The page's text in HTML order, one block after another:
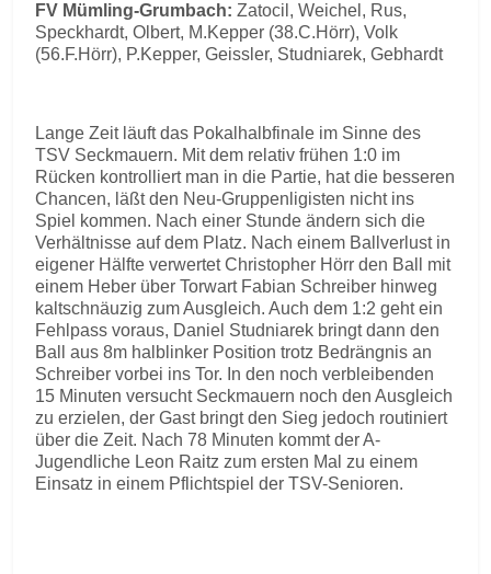
FV Mümling-Grumbach: Zatocil, Weichel, Rus,
Speckhardt, Olbert, M.Kepper (38.C.Hörr), Volk
(56.F.Hörr), P.Kepper, Geissler, Studniarek, Gebhardt
Lange Zeit läuft das Pokalhalbfinale im Sinne des
TSV Seckmauern. Mit dem relativ frühen 1:0 im
Rücken kontrolliert man in die Partie, hat die besseren
Chancen, läßt den Neu-Gruppenligisten nicht ins
Spiel kommen. Nach einer Stunde ändern sich die
Verhältnisse auf dem Platz. Nach einem Ballverlust in
eigener Hälfte verwertet Christopher Hörr den Ball mit
einem Heber über Torwart Fabian Schreiber hinweg
kaltschnäuzig zum Ausgleich. Auch dem 1:2 geht ein
Fehlpass voraus, Daniel Studniarek bringt dann den
Ball aus 8m halblinker Position trotz Bedrängnis an
Schreiber vorbei ins Tor. In den noch verbleibenden
15 Minuten versucht Seckmauern noch den Ausgleich
zu erzielen, der Gast bringt den Sieg jedoch routiniert
über die Zeit. Nach 78 Minuten kommt der A-
Jugendliche Leon Raitz zum ersten Mal zu einem
Einsatz in einem Pflichtspiel der TSV-Senioren.